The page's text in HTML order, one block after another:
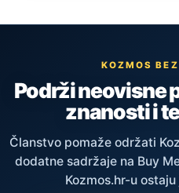
KOZMOS
Podrži neovisne
znanosti i
Članstvo pomaže održati
dodatne sadržaje na Buy
Kozmos.hr-u